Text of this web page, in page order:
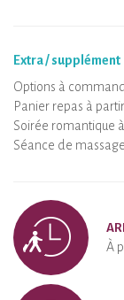
Extra / supplément
Options à
Panier repas à
Soirée romantique
Séance de
À